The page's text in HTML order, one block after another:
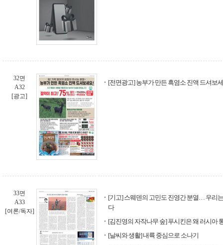
32면
A32
[광고]
[전면광고] 농부가 만든 흑염소 진액 드셔보
33면
A33
[여론/독자]
[기고] 스웨덴의 고민도 진영간 분열… 우리
다
[김진영의 자작나무 숲] 푸시킨은 왜 러시아
[날씨와 생활] 내륙 중심으로 소나기